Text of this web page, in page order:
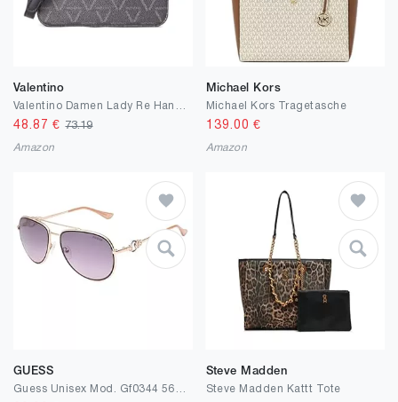
Valentino
48.87 €73.19
Amazon
Michael Kors
Michael Kors Tragetasche
139.00 €
Amazon
GUESS
Steve Madden
Steve Madden Kattt Tote